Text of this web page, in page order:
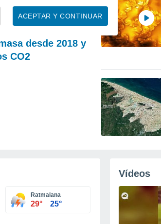
ACEPTAR Y CONTINUAR
desde 2018 y
CO2
Ratmalana
29° 25°
Vídeos